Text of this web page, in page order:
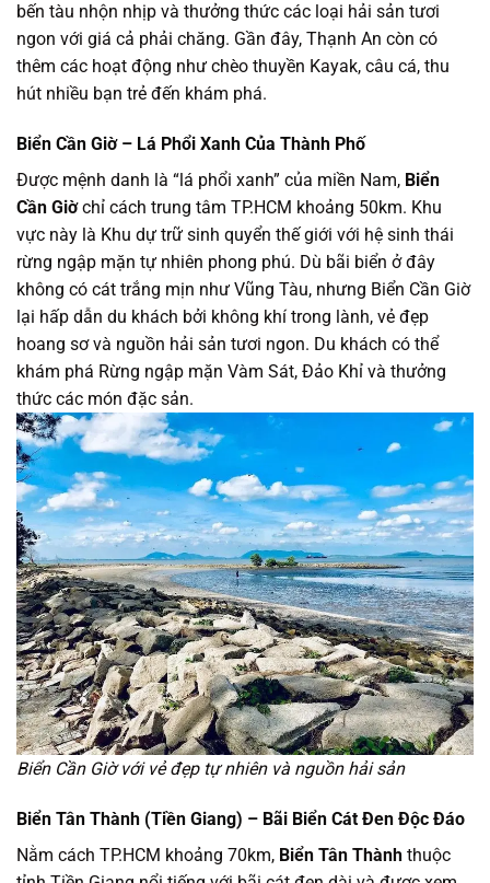
bến tàu nhộn nhịp và thưởng thức các loại hải sản tươi
ngon với giá cả phải chăng. Gần đây, Thạnh An còn có
thêm các hoạt động như chèo thuyền Kayak, câu cá, thu
hút nhiều bạn trẻ đến khám phá.
Biển Cần Giờ – Lá Phổi Xanh Của Thành Phố
Được mệnh danh là “lá phổi xanh” của miền Nam, Biển
Cần Giờchỉ cách trung tâm TP.HCM khoảng 50km. Khu
vực này là Khu dự trữ sinh quyển thế giới với hệ sinh thái
rừng ngập mặn tự nhiên phong phú. Dù bãi biển ở đây
không có cát trắng mịn như Vũng Tàu, nhưng Biển Cần Giờ
lại hấp dẫn du khách bởi không khí trong lành, vẻ đẹp
hoang sơ và nguồn hải sản tươi ngon. Du khách có thể
khám phá Rừng ngập mặn Vàm Sát, Đảo Khỉ và thưởng
thức các món đặc sản.
Biển Cần Giờ với vẻ đẹp tự nhiên và nguồn hải sản
Biển Tân Thành (Tiền Giang) – Bãi Biển Cát Đen Độc Đáo
Nằm cách TP.HCM khoảng 70km, Biển Tân Thành thuộc